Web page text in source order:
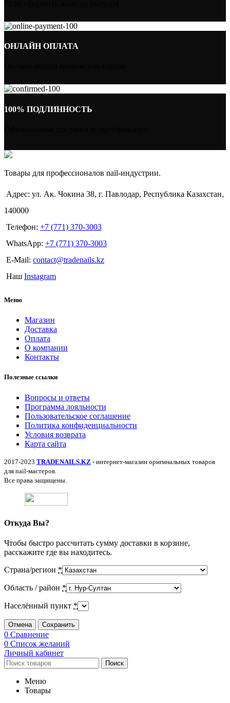
ОНЛАЙН ОПЛАТА
100% ПОДЛИННОСТЬ
Товары для профессионалов nail-индустрии.
Адрес: ул. Ак. Чокина 38, г. Павлодар, Республика Казахстан,
140000
Телефон: +7 (771) 370-3003
WhatsApp: +7 (771) 370-3003
E-Mail: contact@tradenails.kz
Наш Instagram
Меню
Магазин
Доставка
Оплата
О компании
Контакты
Полезные ссылки
Вопросы и ответы
Программа лояльности
Пользовательское соглашение
Политика конфиденциальности
Условия возврата
Карта сайта
2017-2023 TRADENAILS.KZ - интернет-магазин оригинальных товаров
для nail-мастеров.
Все права защищены.
Откуда Вы?
Чтобы быстро рассчитать сумму доставки в корзине,
расскажите где вы находитесь.
Страна/регион *
Область / район *
Населённый пункт *
Отмена Сохранить
0 Сравнение
0 Список желаний
Личный кабинет
Поиск
Меню
Товары